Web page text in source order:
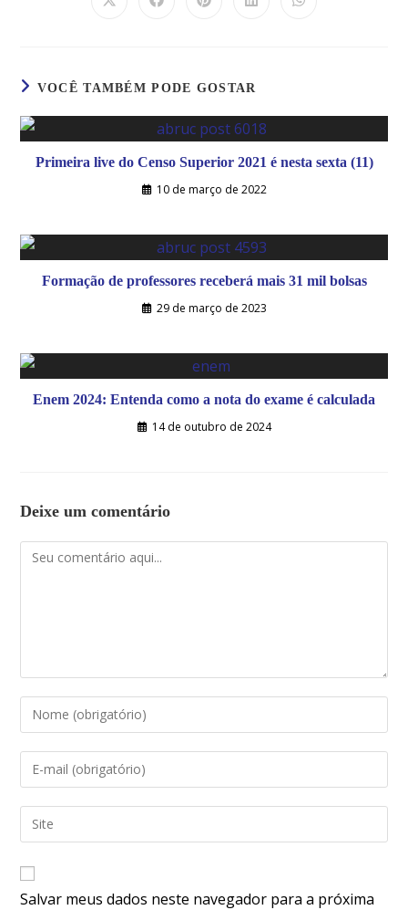
VOCÊ TAMBÉM PODE GOSTAR
Primeira live do Censo Superior 2021 é nesta sexta (11)
10 de março de 2022
Formação de professores receberá mais 31 mil bolsas
29 de março de 2023
Enem 2024: Entenda como a nota do exame é calculada
14 de outubro de 2024
Deixe um comentário
Salvar meus dados neste navegador para a próxima